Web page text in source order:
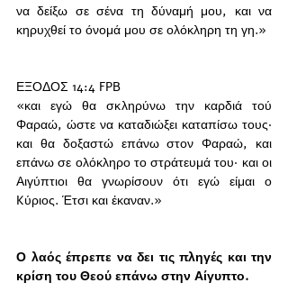
να δείξω σε σένα τη δύναμή μου, και να
κηρυχθεί το όνομά μου σε ολόκληρη τη γη.»
ΕΞΟΔΟΣ 14:4 FPB
«και εγώ θα σκληρύνω την καρδιά τού
Φαραώ, ώστε να καταδιώξει καταπίσω τους·
και θα δοξαστώ επάνω στον Φαραώ, και
επάνω σε ολόκληρο το στράτευμά του· και οι
Aιγύπτιοι θα γνωρίσουν ότι εγώ είμαι ο
Kύριος. Έτσι και έκαναν.»
Ο λαός έπρεπε να δει τις πληγές και την
κρίση του Θεού επάνω στην Αίγυπτο.